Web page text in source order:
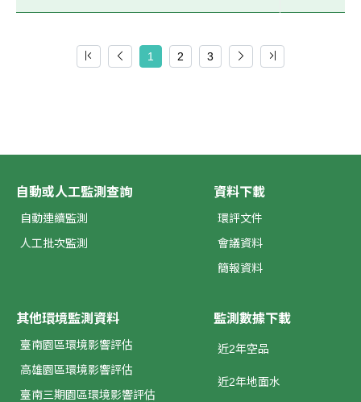
1 2 3
自動或人工監測查詢
自動連續監測
人工批次監測
其他環境監測資料
臺南園區環境影響評估
高雄園區環境影響評估
臺南三期園區環境影響評估
監測數據下載
近2年空品
近2年地面水
資料下載
環評文件
會議資料
簡報資料